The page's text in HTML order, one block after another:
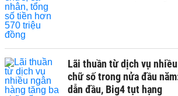
Lãi thuần từ dịch vụ
chữ số trong nửa đầu
dẫn đầu, Big4 tụt hạng